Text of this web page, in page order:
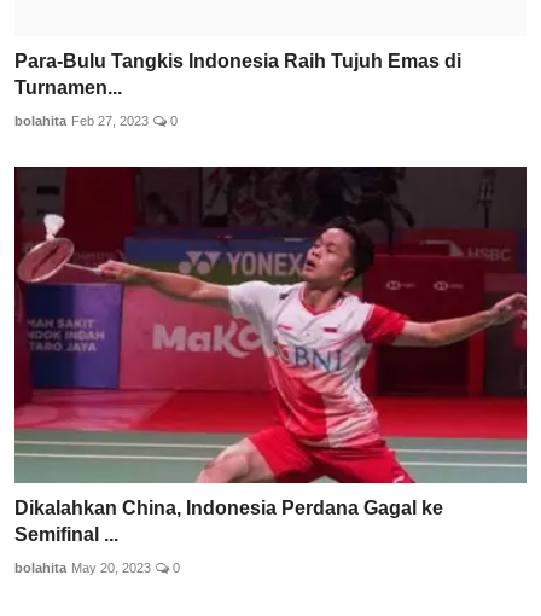
Para-Bulu Tangkis Indonesia Raih Tujuh Emas di
Turnamen...
bolahita Feb 27, 2023 0
Dikalahkan China, Indonesia Perdana Gagal ke
Semifinal ...
bolahita May 20, 2023 0